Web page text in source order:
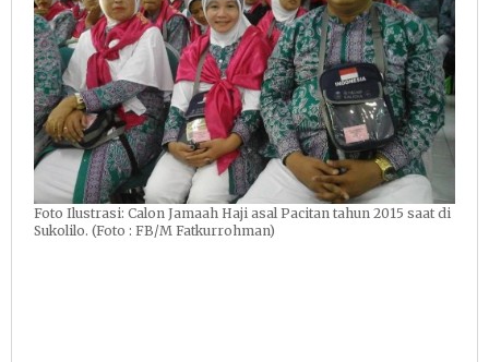
Foto Ilustrasi: Calon Jamaah Haji asal Pacitan tahun 2015 saat di
Sukolilo. (Foto : FB/M Fatkurrohman)